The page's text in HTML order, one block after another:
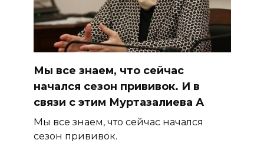
Мы все знаем, что сейчас
начался сезон прививок. И в
связи с этим Муртазалиева А
Мы все знаем, что сейчас начался
сезон прививок.